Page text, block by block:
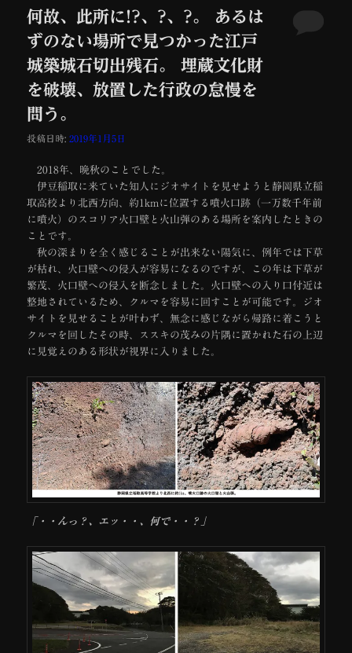
何故、此所に!?、?、?。 あるは
ずのない場所で見つかった江戸
城築城石切出残石。 埋蔵文化財
を破壊、放置した行政の怠慢を
問う。
投稿日時:2019年1月5日
2018年、晩秋のことでした。
伊豆稲取に来ていた知人にジオサイトを見せようと静岡県立稲
取高校より北西方向、約1kmに位置する噴火口跡（一万数千年前
に噴火）のスコリア火口壁と火山弾のある場所を案内したときの
ことです。
秋の深まりを全く感じることが出来ない陽気に、例年では下草
が枯れ、火口壁への侵入が容易になるのですが、この年は下草が
繁茂、火口壁への侵入を断念しました。火口壁への入り口付近は
整地されているため、クルマを容易に回すことが可能です。ジオ
サイトを見せることが叶わず、無念に感じながら帰路に着こうと
クルマを回したその時、ススキの茂みの片隅に置かれた石の上辺
に見覚えのある形状が視界に入りました。
「・・んっ？、エッ・・、何で・・？」